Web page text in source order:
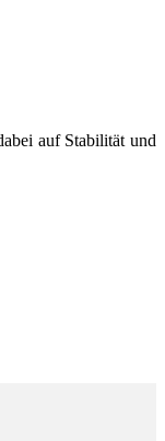
auf Stabilität und